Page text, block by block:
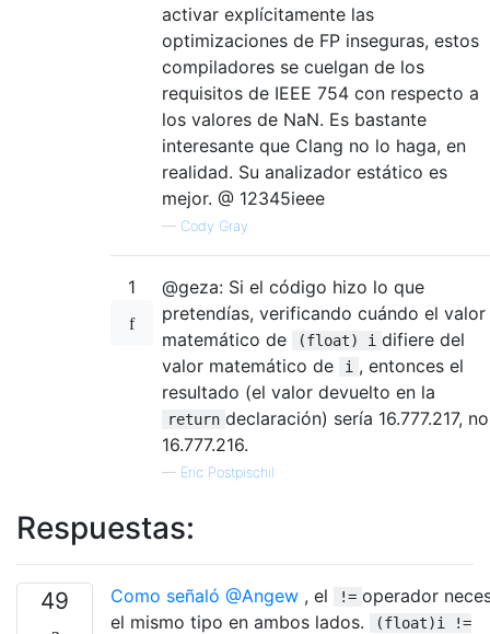
activar explícitamente las
optimizaciones de FP inseguras, estos
compiladores se cuelgan de los
requisitos de IEEE 754 con respecto a
los valores de NaN. Es bastante
interesante que Clang no lo haga, en
realidad. Su analizador estático es
mejor. @ 12345ieee
— Cody Gray
1
@geza: Si el código hizo lo que
pretendías, verificando cuándo el valor
matemático de
(float) i difiere del
valor matemático de
i , entonces el
resultado (el valor devuelto en la
return declaración) sería 16.777.217, no
16.777.216.
— Eric Postpischil
Respuestas:
49 Como señaló @Angew , el != operador
el mismo tipo en ambos lados.
(float)i !=